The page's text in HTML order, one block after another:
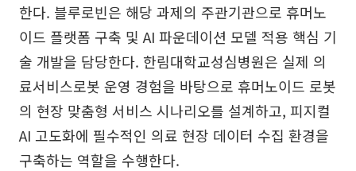
한다. 블루로빈은 해당 과제의 주관기관으로 휴머노
이드 플랫폼 구축 및 AI 파운데이션 모델 적용 핵심 기
술 개발을 담당한다. 한림대학교성심병원은 실제 의
료서비스로봇 운영 경험을 바탕으로 휴머노이드 로봇
의 현장 맞춤형 서비스 시나리오를 설계하고, 피지컬
AI 고도화에 필수적인 의료 현장 데이터 수집 환경을
구축하는 역할을 수행한다.